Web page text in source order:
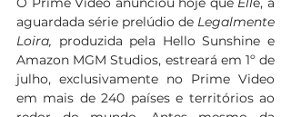
aguardada série prelúdio de Legalmente
Loira, produzida pela Hello Sunshine e
Amazon MGM Studios, estreará em 1º de
julho, exclusivamente no Prime Video
em mais de 240 países e territórios ao